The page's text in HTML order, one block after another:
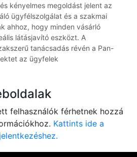
kényelmes megoldást jelent az
ügyfélszolgálat és a szakmai
ahhoz, hogy minden vásárló
látásjavító eszközt. A
tanácsadás révén a Pan-
az ügyfelek
felhasználók férhetnek hozzá
Kattints ide a